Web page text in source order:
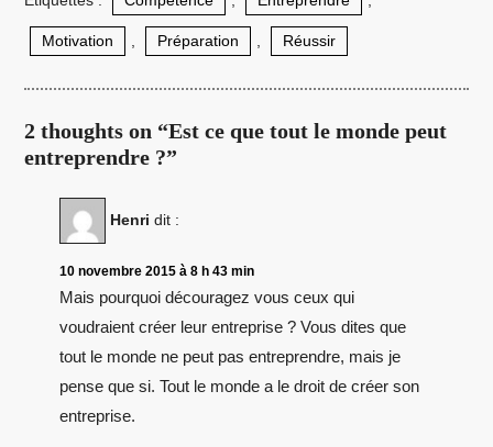
Motivation Préparation Réussir
2 thoughts on “Est ce que tout le monde peut
entreprendre ?”
Henri dit :
10 novembre 2015 à 8 h 43 min
Mais pourquoi découragez vous ceux qui
voudraient créer leur entreprise ? Vous dites que
tout le monde ne peut pas entreprendre, mais je
pense que si. Tout le monde a le droit de créer son
entreprise.